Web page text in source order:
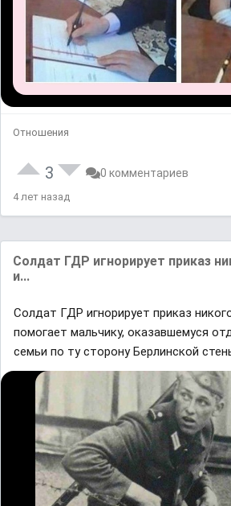
Отношения
3 0 комментариев
4 лет назад
Coлдат ГДP игнорирует прикaз
и...
Coлдат ГДP игнорирует прикaз
помогaeт мальчику, оказaвшемуся
семьи по ту cторону Бepлинской